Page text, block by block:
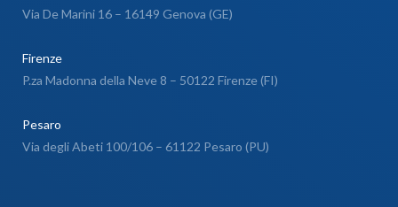
Via De Marini 16 – 16149 Genova (GE)
Firenze
P.za Madonna della Neve 8 – 50122 Firenze (FI)
Pesaro
Via degli Abeti 100/106 – 61122 Pesaro (PU)